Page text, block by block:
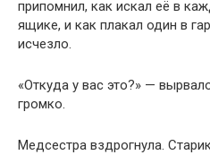
припомнил, как искал её в
ящике, и как плакал один в
исчезло.
«Откуда у вас это?» —
громко.
Медсестра вздрогнула.